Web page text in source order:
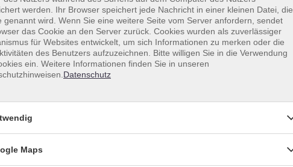
sind in jedem gut sortierten Supermarkt erhältlich.
Küche, die es mir ermöglicht, meine
griechische Küche mit kochbegeisterten Menschen zu
werden. Ihr Browser speichert jede Nachricht in einer kleinen Datei, die
genannt wird. Wenn Sie eine weitere Seite vom Server anfordern, sendet
das Cookie an den Server zurück. Cookies wurden als zuverlässiger
für Websites entwickelt, um sich Informationen zu merken oder die
des Benutzers aufzuzeichnen. Bitte willigen Sie in die Verwendung
ein. Weitere Informationen finden Sie in unseren
Datenschutz
Maps